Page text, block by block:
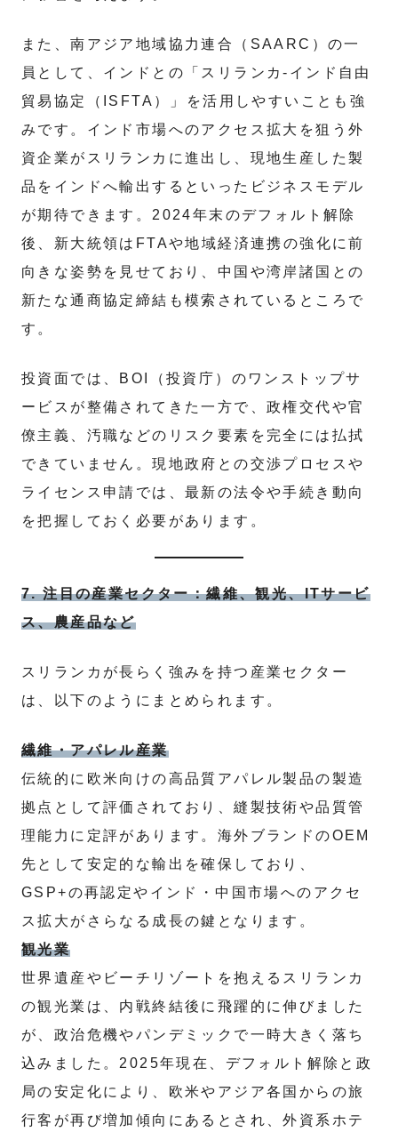
また、南アジア地域協力連合（SAARC）の一
員として、インドとの「スリランカ-インド自由
貿易協定（ISFTA）」を活用しやすいことも強
みです。インド市場へのアクセス拡大を狙う外
資企業がスリランカに進出し、現地生産した製
品をインドへ輸出するといったビジネスモデル
が期待できます。2024年末のデフォルト解除
後、新大統領はFTAや地域経済連携の強化に前
向きな姿勢を見せており、中国や湾岸諸国との
新たな通商協定締結も模索されているところで
す。
投資面では、BOI（投資庁）のワンストップサ
ービスが整備されてきた一方で、政権交代や官
僚主義、汚職などのリスク要素を完全には払拭
できていません。現地政府との交渉プロセスや
ライセンス申請では、最新の法令や手続き動向
を把握しておく必要があります。
7. 注目の産業セクター：繊維、観光、ITサービ
ス、農産品など
スリランカが長らく強みを持つ産業セクター
は、以下のようにまとめられます。
繊維・アパレル産業
伝統的に欧米向けの高品質アパレル製品の製造
拠点として評価されており、縫製技術や品質管
理能力に定評があります。海外ブランドのOEM
先として安定的な輸出を確保しており、
GSP+の再認定やインド・中国市場へのアクセ
ス拡大がさらなる成長の鍵となります。
観光業
世界遺産やビーチリゾートを抱えるスリランカ
の観光業は、内戦終結後に飛躍的に伸びました
が、政治危機やパンデミックで一時大きく落ち
込みました。2025年現在、デフォルト解除と政
局の安定化により、欧米やアジア各国からの旅
行客が再び増加傾向にあるとされ、外資系ホテ